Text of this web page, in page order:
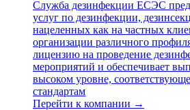
Служба дезинфекции ЕСЭС
услуг по дезинфекции,
нацеленных как на частных
организации различного
лицензию на проведение
мероприятий и обеспечивает
высоком уровне,
стандартам
Перейти к компании →